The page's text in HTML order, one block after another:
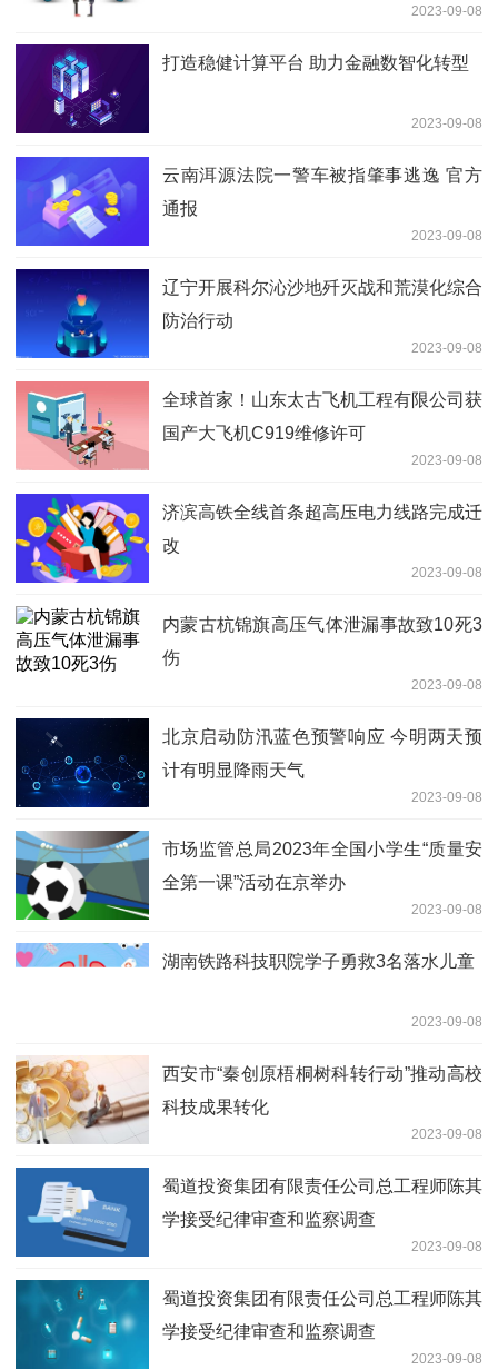
2023-09-08
打造稳健计算平台 助力金融数智化转型
2023-09-08
云南洱源法院一警车被指肇事逃逸 官方
通报
2023-09-08
辽宁开展科尔沁沙地歼灭战和荒漠化综合
防治行动
2023-09-08
全球首家！山东太古飞机工程有限公司获
国产大飞机C919维修许可
2023-09-08
济滨高铁全线首条超高压电力线路完成迁
改
2023-09-08
内蒙古杭锦旗高压气体泄漏事故致10死3
伤
2023-09-08
北京启动防汛蓝色预警响应 今明两天预
计有明显降雨天气
2023-09-08
市场监管总局2023年全国小学生“质量安
全第一课”活动在京举办
2023-09-08
湖南铁路科技职院学子勇救3名落水儿童
2023-09-08
西安市“秦创原梧桐树科转行动”推动高校
科技成果转化
2023-09-08
蜀道投资集团有限责任公司总工程师陈其
学接受纪律审查和监察调查
2023-09-08
蜀道投资集团有限责任公司总工程师陈其
学接受纪律审查和监察调查
2023-09-08